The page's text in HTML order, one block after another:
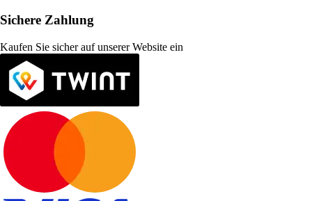
Sichere Zahlung
Kaufen Sie sicher auf unserer Website ein